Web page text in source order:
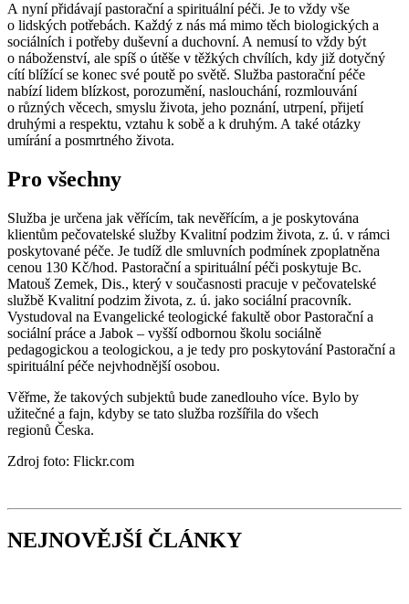
A nyní přidávají pastorační a spirituální péči. Je to vždy vše
o lidských potřebách. Každý z nás má mimo těch biologických a
sociálních i potřeby duševní a duchovní. A nemusí to vždy být
o náboženství, ale spíš o útěše v těžkých chvílích, kdy již dotyčný
cítí blížící se konec své poutě po světě. Služba pastorační péče
nabízí lidem blízkost, porozumění, naslouchání, rozmlouvání
o různých věcech, smyslu života, jeho poznání, utrpení, přijetí
druhými a respektu, vztahu k sobě a k druhým. A také otázky
umírání a posmrtného života.
Pro všechny
Služba je určena jak věřícím, tak nevěřícím, a je poskytována
klientům pečovatelské služby Kvalitní podzim života, z. ú. v rámci
poskytované péče. Je tudíž dle smluvních podmínek zpoplatněna
cenou 130 Kč/hod. Pastorační a spirituální péči poskytuje Bc.
Matouš Zemek, Dis., který v současnosti pracuje v pečovatelské
službě Kvalitní podzim života, z. ú. jako sociální pracovník.
Vystudoval na Evangelické teologické fakultě obor Pastorační a
sociální práce a Jabok – vyšší odbornou školu sociálně
pedagogickou a teologickou, a je tedy pro poskytování Pastorační a
spirituální péče nejvhodnější osobou.
Věřme, že takových subjektů bude zanedlouho více. Bylo by
užitečné a fajn, kdyby se tato služba rozšířila do všech
regionů Česka.
Zdroj foto: Flickr.com
NEJNOVĚJŠÍ ČLÁNKY